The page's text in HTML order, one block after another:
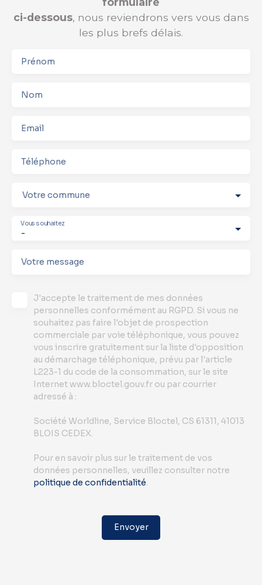
ci-dessous, nous reviendrons vers vous dans
les plus brefs délais.
Prénom
Nom
Email
Téléphone
Votre commune
-
Vous souhaitez
Votre message
J'accepte le traitement de mes données
personnelles conformément au RGPD. Si vous ne
souhaitez pas faire l'objet de prospection
commerciale par voie téléphonique, vous pouvez
vous inscrire gratuitement sur la liste d'opposition
au démarchage téléphonique, prévu par l'article
L223-1 du code de la consommation, sur le site
Internet www.bloctel.gouv.fr ou par courrier
adressé à :
Société Worldline, Service Bloctel, CS 61311, 41013
BLOIS CEDEX.
Pour en savoir plus sur le traitement de vos
données personnelles, veuillez consulter notre
politique de confidentialité.
Envoyer